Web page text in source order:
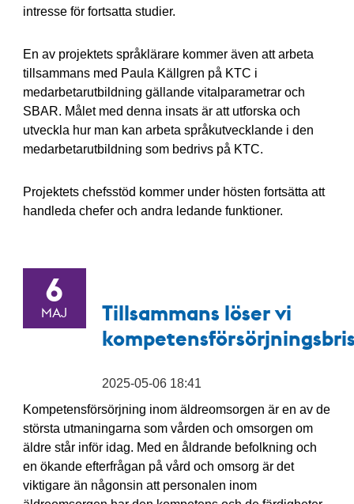
intresse för fortsatta studier.
En av projektets språklärare kommer även att arbeta
tillsammans med Paula Källgren på KTC i
medarbetarutbildning gällande vitalparametrar och
SBAR. Målet med denna insats är att utforska och
utveckla hur man kan arbeta språkutvecklande i den
medarbetarutbildning som bedrivs på KTC.
Projektets chefsstöd kommer under hösten fortsätta att
handleda chefer och andra ledande funktioner.
6
MAJ
Tillsammans löser vi
2025-05-06 18:41
Kompetensförsörjning inom äldreomsorgen är en av de
största utmaningarna som vården och omsorgen om
äldre står inför idag. Med en åldrande befolkning och
en ökande efterfrågan på vård och omsorg är det
viktigare än någonsin att personalen inom